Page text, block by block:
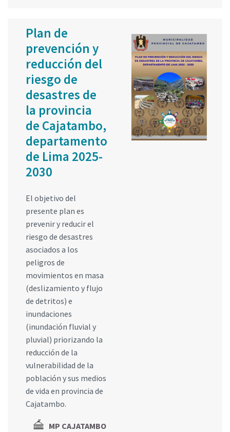
Plan de
prevención y
reducción del
riesgo de
desastres de
la provincia
de Cajatambo,
departamento
de Lima 2025-
2030
El objetivo del
presente plan es
prevenir y reducir el
riesgo de desastres
asociados a los
peligros de
movimientos en masa
(deslizamiento y flujo
de detritos) e
inundaciones
(inundación fluvial y
pluvial) priorizando la
reducción de la
vulnerabilidad de la
población y sus medios
de vida en provincia de
Cajatambo.
MP CAJATAMBO